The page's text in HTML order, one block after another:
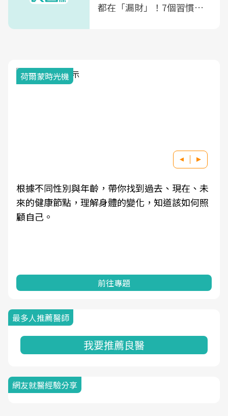
都在「漏財」！7個習慣一
荷爾蒙時光機
根據不同性別與年齡，帶你找到過去、現在、未
來的健康節點，理解身體的變化，知道該如何照
顧自己。
前往專題
最多人推薦醫師
我要推薦良醫
網友就醫經驗分享